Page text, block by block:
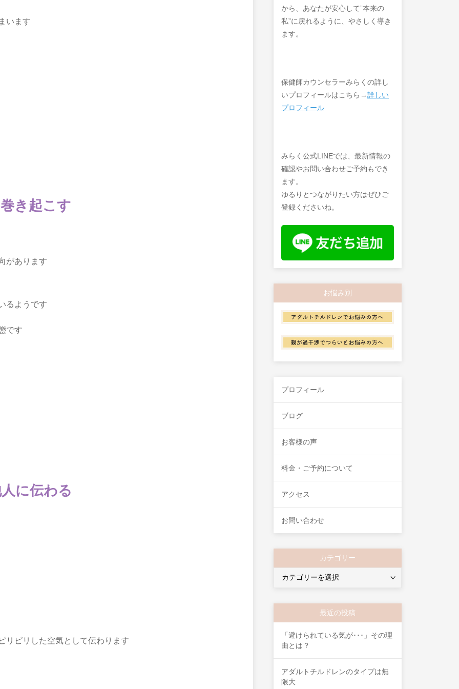
います
き起こす
があります
るようです
です
に伝わる
リピリした空気として伝わります
から、あなたが安心して”本来の
私”に戻れるように、やさしく導き
ます。
保健師カウンセラーみらくの詳し
いプロフィールはこちら→詳しい
プロフィール
みらく公式LINEでは、最新情報の
確認やお問い合わせご予約もでき
ます。
ゆるりとつながりたい方はぜひご
登録くださいね。
お悩み別
プロフィール
ブログ
お客様の声
料金・ご予約について
アクセス
お問い合わせ
カテゴリー
ー
最近の投稿
「避けられている気が･･･」その理
由とは？
アダルトチルドレンのタイプは無
限大